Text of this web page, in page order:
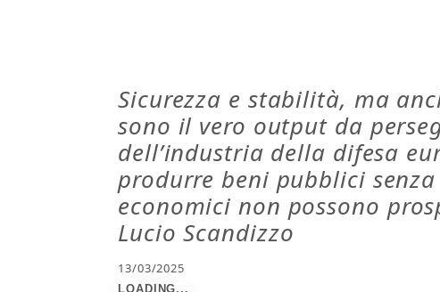
Sicurezza e stabilità, ma
sono il vero output da
dell’industria della difesa
produrre beni pubblici
economici non possono
Lucio Scandizzo
13/03/2025